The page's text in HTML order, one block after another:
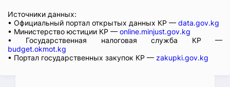
Источники данных:
• Официальный портал открытых данных КР — data.gov.kg
• Министерство юстиции КР — online.minjust.gov.kg
• Государственная налоговая служба КР —
budget.okmot.kg
• Портал государственных закупок КР — zakupki.gov.kg